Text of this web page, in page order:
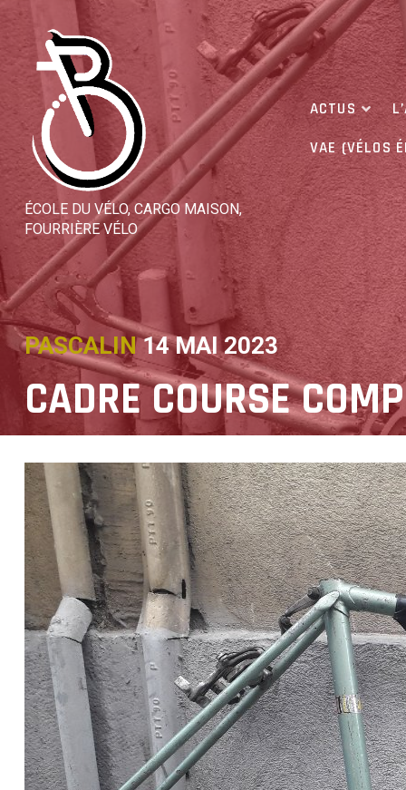
Skip
content
ÉCOLE DU VÉLO, CARGO MAISON,
FOURRIÈRE VÉLO
ACTUS
VAE (VÉLOS
PASCALIN 14 MAI 2023
CADRE COURSE